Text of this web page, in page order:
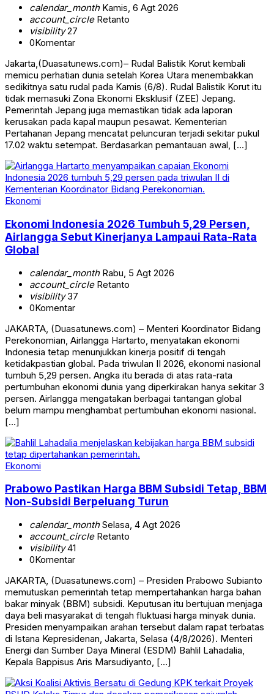
calendar_monthKamis, 6 Agt 2026
account_circleRetanto
visibility27
0Komentar
Jakarta,(Duasatunews.com)– Rudal Balistik Korut kembali
memicu perhatian dunia setelah Korea Utara menembakkan
sedikitnya satu rudal pada Kamis (6/8). Rudal Balistik Korut itu
tidak memasuki Zona Ekonomi Eksklusif (ZEE) Jepang.
Pemerintah Jepang juga memastikan tidak ada laporan
kerusakan pada kapal maupun pesawat. Kementerian
Pertahanan Jepang mencatat peluncuran terjadi sekitar pukul
17.02 waktu setempat. Berdasarkan pemantauan awal, […]
Ekonomi
Ekonomi Indonesia 2026 Tumbuh 5,29 Persen,
Airlangga Sebut Kinerjanya Lampaui Rata-Rata
Global
calendar_monthRabu, 5 Agt 2026
account_circleRetanto
visibility37
0Komentar
JAKARTA, (Duasatunews.com) – Menteri Koordinator Bidang
Perekonomian, Airlangga Hartarto, menyatakan ekonomi
Indonesia tetap menunjukkan kinerja positif di tengah
ketidakpastian global. Pada triwulan II 2026, ekonomi nasional
tumbuh 5,29 persen. Angka itu berada di atas rata-rata
pertumbuhan ekonomi dunia yang diperkirakan hanya sekitar 3
persen. Airlangga mengatakan berbagai tantangan global
belum mampu menghambat pertumbuhan ekonomi nasional.
[…]
Ekonomi
Prabowo Pastikan Harga BBM Subsidi Tetap, BBM
Non-Subsidi Berpeluang Turun
calendar_monthSelasa, 4 Agt 2026
account_circleRetanto
visibility41
0Komentar
JAKARTA, (Duasatunews.com) – Presiden Prabowo Subianto
memutuskan pemerintah tetap mempertahankan harga bahan
bakar minyak (BBM) subsidi. Keputusan itu bertujuan menjaga
daya beli masyarakat di tengah fluktuasi harga minyak dunia.
Presiden menyampaikan arahan tersebut dalam rapat terbatas
di Istana Kepresidenan, Jakarta, Selasa (4/8/2026). Menteri
Energi dan Sumber Daya Mineral (ESDM) Bahlil Lahadalia,
Kepala Bappisus Aris Marsudiyanto, […]